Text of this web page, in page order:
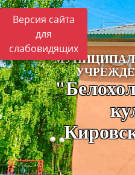
Версия сайта
для
слабовидящих